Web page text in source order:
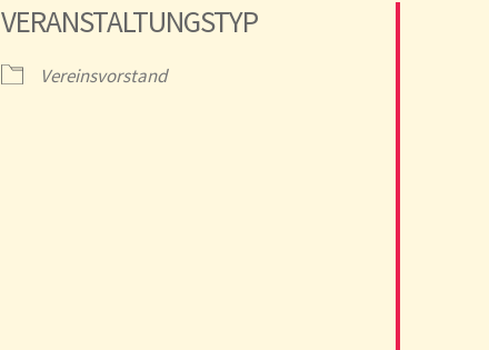
VERANSTALTUNGSTYP
Vereinsvorstand